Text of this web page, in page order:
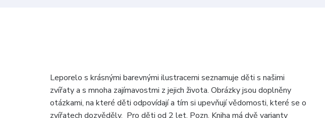
Leporelo s krásnými barevnými ilustracemi seznamuje děti s našimi
zvířaty a s mnoha zajímavostmi z jejich života. Obrázky jsou doplněny
otázkami, na které děti odpovídají a tím si upevňují vědomosti, které se o
zvířatech dozvěděly. Pro děti od 2 let. Pozn. Kniha má dvě varianty